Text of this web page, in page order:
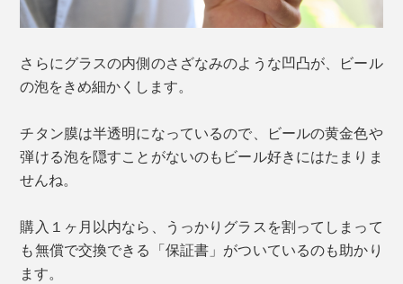
さらにグラスの内側のさざなみのような凹凸が、ビール
の泡をきめ細かくします。
チタン膜は半透明になっているので、ビールの黄金色や
弾ける泡を隠すことがないのもビール好きにはたまりま
せんね。
購入１ヶ月以内なら、うっかりグラスを割ってしまって
も無償で交換できる「保証書」がついているのも助かり
ます。